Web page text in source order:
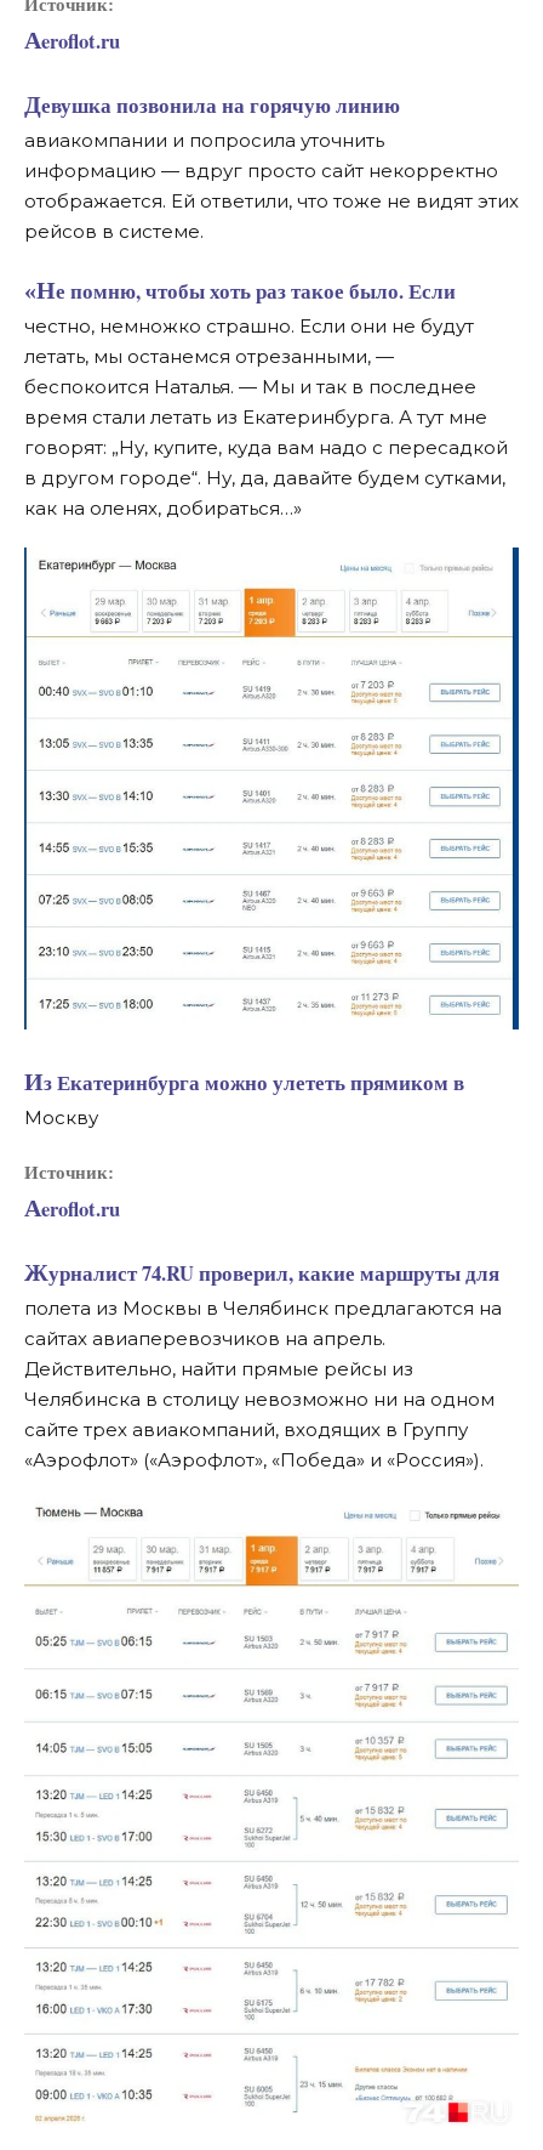
Источник:
Aeroflot.ru
Девушка позвонила на горячую линию
авиакомпании и попросила уточнить
информацию — вдруг просто сайт некорректно
отображается. Ей ответили, что тоже не видят этих
рейсов в системе.
«Не помню, чтобы хоть раз такое было. Если
честно, немножко страшно. Если они не будут
летать, мы останемся отрезанными, —
беспокоится Наталья. — Мы и так в последнее
время стали летать из Екатеринбурга. А тут мне
говорят: „Ну, купите, куда вам надо с пересадкой
в другом городе“. Ну, да, давайте будем сутками,
как на оленях, добираться…»
Из Екатеринбурга можно улететь прямиком в
Москву
Источник:
Aeroflot.ru
Журналист 74.RU проверил, какие маршруты для
полета из Москвы в Челябинск предлагаются на
сайтах авиаперевозчиков на апрель.
Действительно, найти прямые рейсы из
Челябинска в столицу невозможно ни на одном
сайте трех авиакомпаний, входящих в Группу
«Аэрофлот» («Аэрофлот», «Победа» и «Россия»).